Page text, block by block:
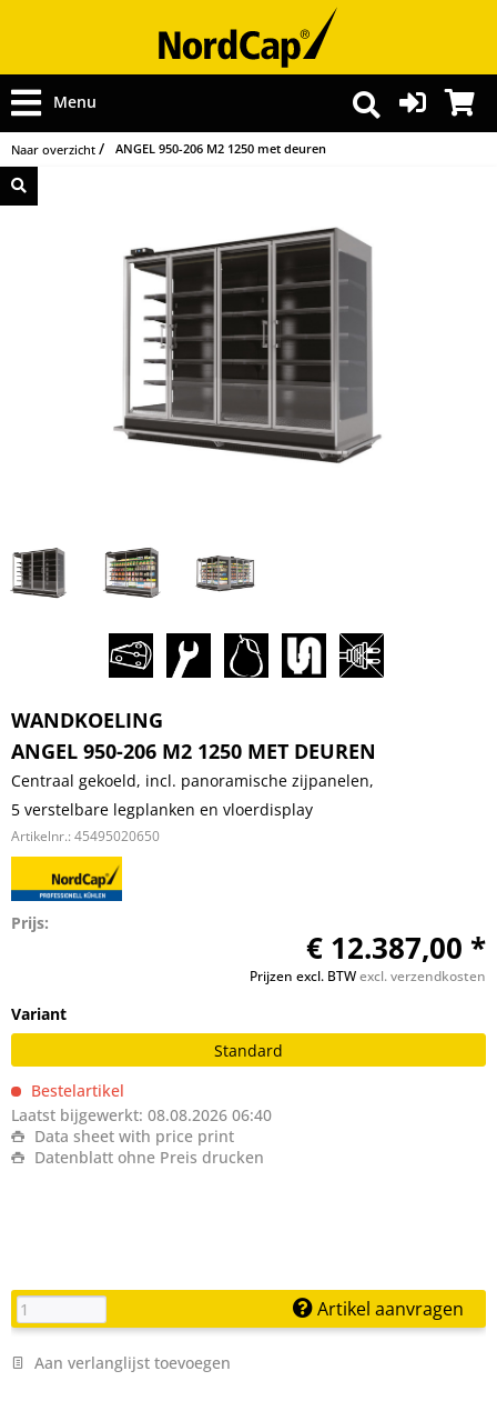
Menu
Naar overzicht ANGEL 950-206 M2 1250 met deuren
WANDKOELING
ANGEL 950-206 M2 1250 MET DEUREN
Centraal gekoeld, incl. panoramische zijpanelen,
5 verstelbare legplanken en vloerdisplay
Artikelnr.: 45495020650
Prijs:
€ 12.387,00 *
Prijzen excl. BTWexcl. verzendkosten
Variant
Standard
Bestelartikel
Laatst bijgewerkt: 08.08.2026 06:40
Data sheet with price print
Datenblatt ohne Preis drucken
Artikel aanvragen
Aan verlanglijst toevoegen